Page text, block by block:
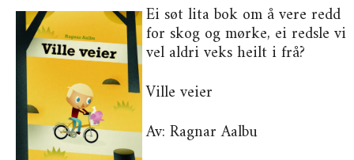
Ei søt lita bok om å vere redd
for skog og mørke, ei redsle vi
vel aldri veks heilt i frå?
Ville veier
Av: Ragnar Aalbu